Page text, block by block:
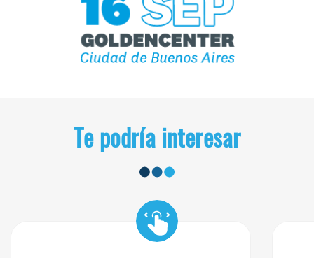
Te podría interesar